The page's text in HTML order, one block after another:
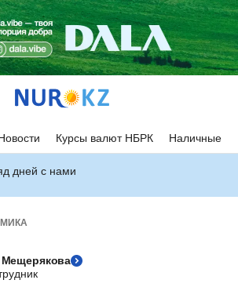
Курсы валют НБРК Наличные
дней с нами
Мещерякова